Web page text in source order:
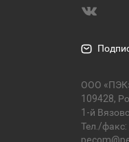
ООО
109428,
1-й
Тел./факс: